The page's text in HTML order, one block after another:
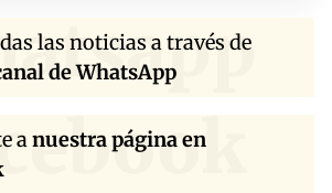
las noticias a través de
de WhatsApp
anuestra página en